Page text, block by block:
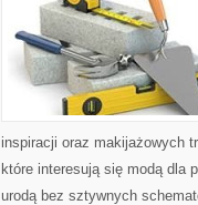
inspiracji oraz makijażowych
które interesują się modą dla
urodą bez sztywnych